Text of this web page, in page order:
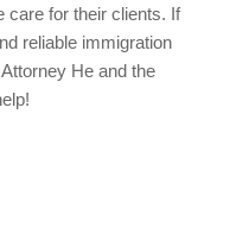
care for their clients. If
reliable immigration
He and the